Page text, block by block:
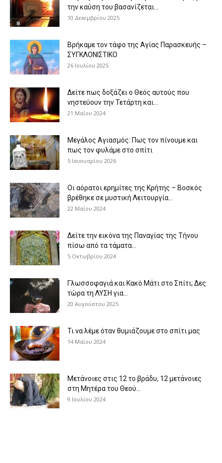
την καύση του βασανίζεται...
10 Δεκεμβρίου 2025
Βρήκαμε τον τάφο της Αγίας Παρασκευής –
ΣΥΓΚΛΟΝΙΣΤΙΚΟ
26 Ιουλίου 2025
Δείτε πως δοξάζει ο Θεός αυτούς που
νηστεύουν την Τετάρτη και...
21 Μαΐου 2024
Μεγάλος Αγιασμός: Πως τον πίνουμε και
πως τον φυλάμε στο σπίτι
5 Ιανουαρίου 2026
Οι αόρατοι ερημίτες της Κρήτης – Βοσκός
βρέθηκε σε μυστική Λειτουργία...
22 Μαΐου 2024
Δείτε την εικόνα της Παναγίας της Τήνου
πίσω από τα τάματα...
5 Οκτωβρίου 2024
Γλωσσοφαγιά και Κακό Μάτι στο Σπίτι; Δες
τώρα τη ΛΥΣΗ για...
20 Αυγούστου 2025
Τι να λέμε όταν θυμιάζουμε στο σπίτι μας
14 Μαΐου 2024
Μετάνοιες στις 12 το βράδυ, 12 μετάνοιες
στη Μητέρα του Θεού...
9 Ιουλίου 2024